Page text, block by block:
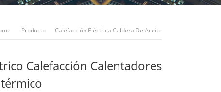
Producto Calefacción Eléctrica Caldera De Aceite
Calefacción Calentadores